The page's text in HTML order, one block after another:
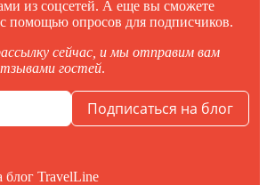
из соцсетей. А еще вы сможете
помощью опросов для подписчиков.
сейчас, и мы отправим вам
гостей.